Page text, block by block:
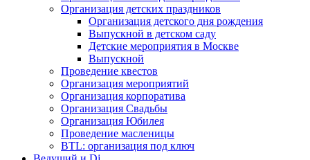
Организация детских праздников
Организация детского дня рождения
Выпускной в детском саду
Детские мероприятия в Москве
Выпускной
Проведение квестов
Организация мероприятий
Организация корпоратива
Организация Свадьбы
Организация Юбилея
Проведение масленицы
BTL: организация под ключ